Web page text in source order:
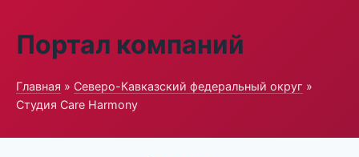
Портал компаний
Главная » Северо-Кавказский федеральный округ »
Студия Care Harmony